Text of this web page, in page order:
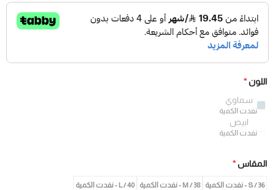
اللون*
سماوي
نفدت الكمية
ابيض
نفدت الكمية
المقاس*
36 / S - نفدت الكمية 38 / M - نفدت الكمية 40 / L - نفدت الكمية